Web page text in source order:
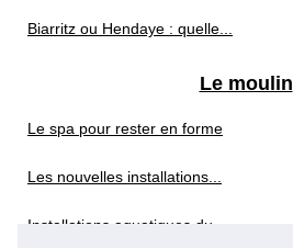
Biarritz ou Hendaye : quelle...
Le moulin
Le spa pour rester en forme
Les nouvelles installations...
Installations aquatiques du...